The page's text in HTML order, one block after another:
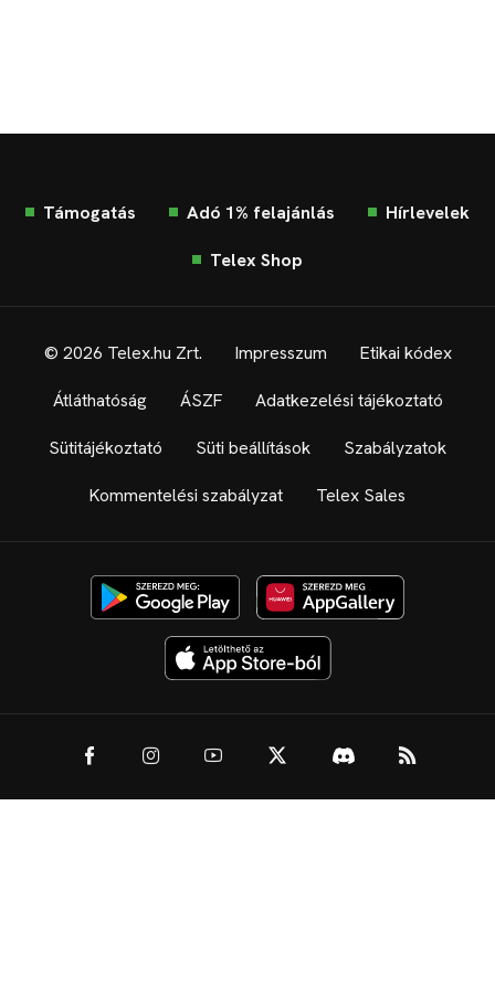
Támogatás Adó 1% felajánlás Hírlevelek
Telex Shop
© 2026 Telex.hu Zrt. Impresszum Etikai kódex
Átláthatóság ÁSZF Adatkezelési tájékoztató
Sütitájékoztató Süti beállítások Szabályzatok
Kommentelési szabályzat Telex Sales